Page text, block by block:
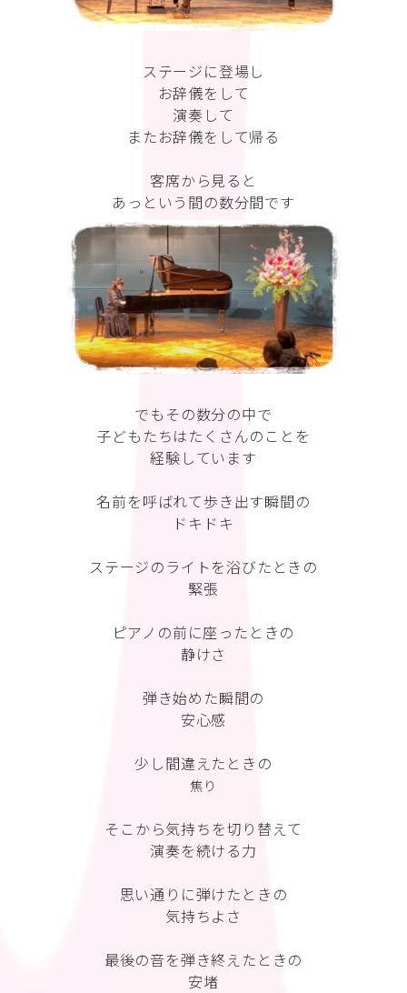
ステージに登場し
お辞儀をして
演奏して
またお辞儀をして帰る
客席から見ると
あっという間の数分間です
でもその数分の中で
子どもたちはたくさんのことを
経験しています
名前を呼ばれて歩き出す瞬間の
ドキドキ
ステージのライトを浴びたときの
緊張
ピアノの前に座ったときの
静けさ
弾き始めた瞬間の
安心感
少し間違えたときの
焦り
そこから気持ちを切り替えて
演奏を続ける力
思い通りに弾けたときの
気持ちよさ
最後の音を弾き終えたときの
安堵